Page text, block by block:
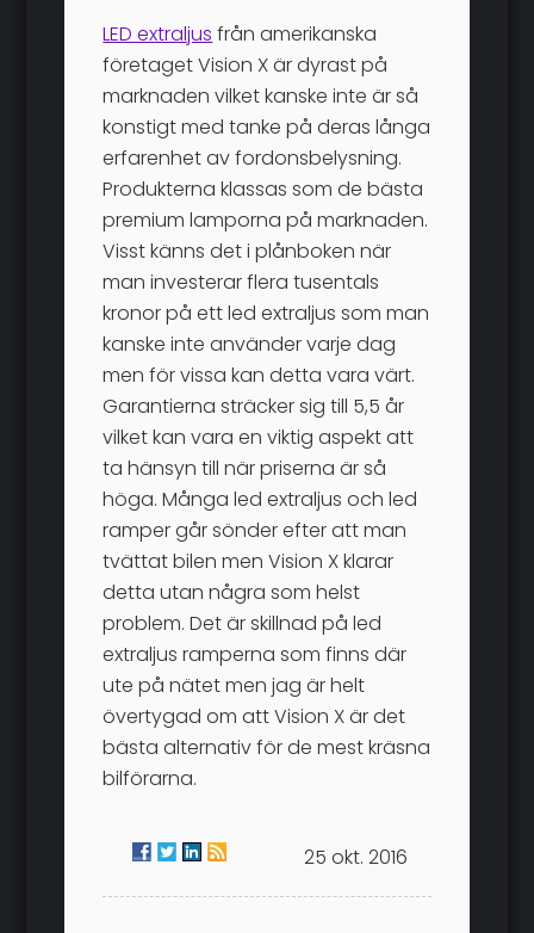
LED extraljus från amerikanska
företaget Vision X är dyrast på
marknaden vilket kanske inte är så
konstigt med tanke på deras långa
erfarenhet av fordonsbelysning.
Produkterna klassas som de bästa
premium lamporna på marknaden.
Visst känns det i plånboken när
man investerar flera tusentals
kronor på ett led extraljus som man
kanske inte använder varje dag
men för vissa kan detta vara värt.
Garantierna sträcker sig till 5,5 år
vilket kan vara en viktig aspekt att
ta hänsyn till när priserna är så
höga. Många led extraljus och led
ramper går sönder efter att man
tvättat bilen men Vision X klarar
detta utan några som helst
problem. Det är skillnad på led
extraljus ramperna som finns där
ute på nätet men jag är helt
övertygad om att Vision X är det
bästa alternativ för de mest kräsna
bilförarna.
25 okt. 2016